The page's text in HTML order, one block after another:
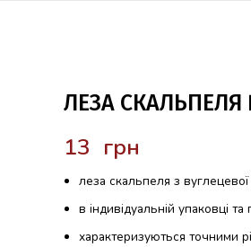
ЛЕЗА СКАЛЬПЕЛЯ
грн
леза скальпеля з вуглецевої
в індивідуальній упаковці та
характеризуються точними